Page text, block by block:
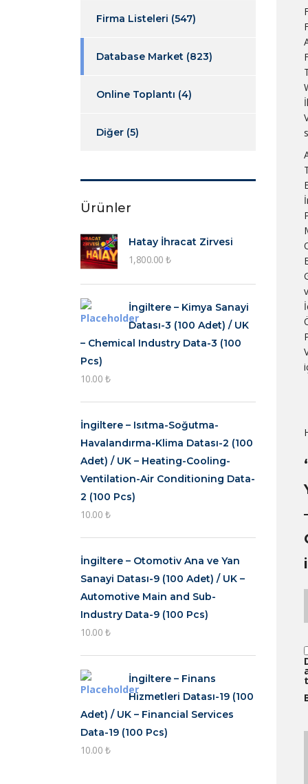
Firma Listeleri (547)
Database Market (823)
Online Toplantı (4)
Diğer (5)
Ürünler
Hatay İhracat Zirvesi
1,800.00 ₺
İngiltere – Kimya Sanayi
Datası-3 (100 Adet) / UK
– Chemical Industry Data-3 (100
Pcs)
10.00 ₺
İngiltere – Isıtma-Soğutma-
Havalandırma-Klima Datası-2 (100
Adet) / UK – Heating-Cooling-
Ventilation-Air Conditioning Data-
2 (100 Pcs)
10.00 ₺
İngiltere – Otomotiv Ana ve Yan
Sanayi Datası-9 (100 Adet) / UK –
Automotive Main and Sub-
Industry Data-9 (100 Pcs)
10.00 ₺
İngiltere – Finans
Hizmetleri Datası-19 (100
Adet) / UK – Financial Services
Data-19 (100 Pcs)
10.00 ₺